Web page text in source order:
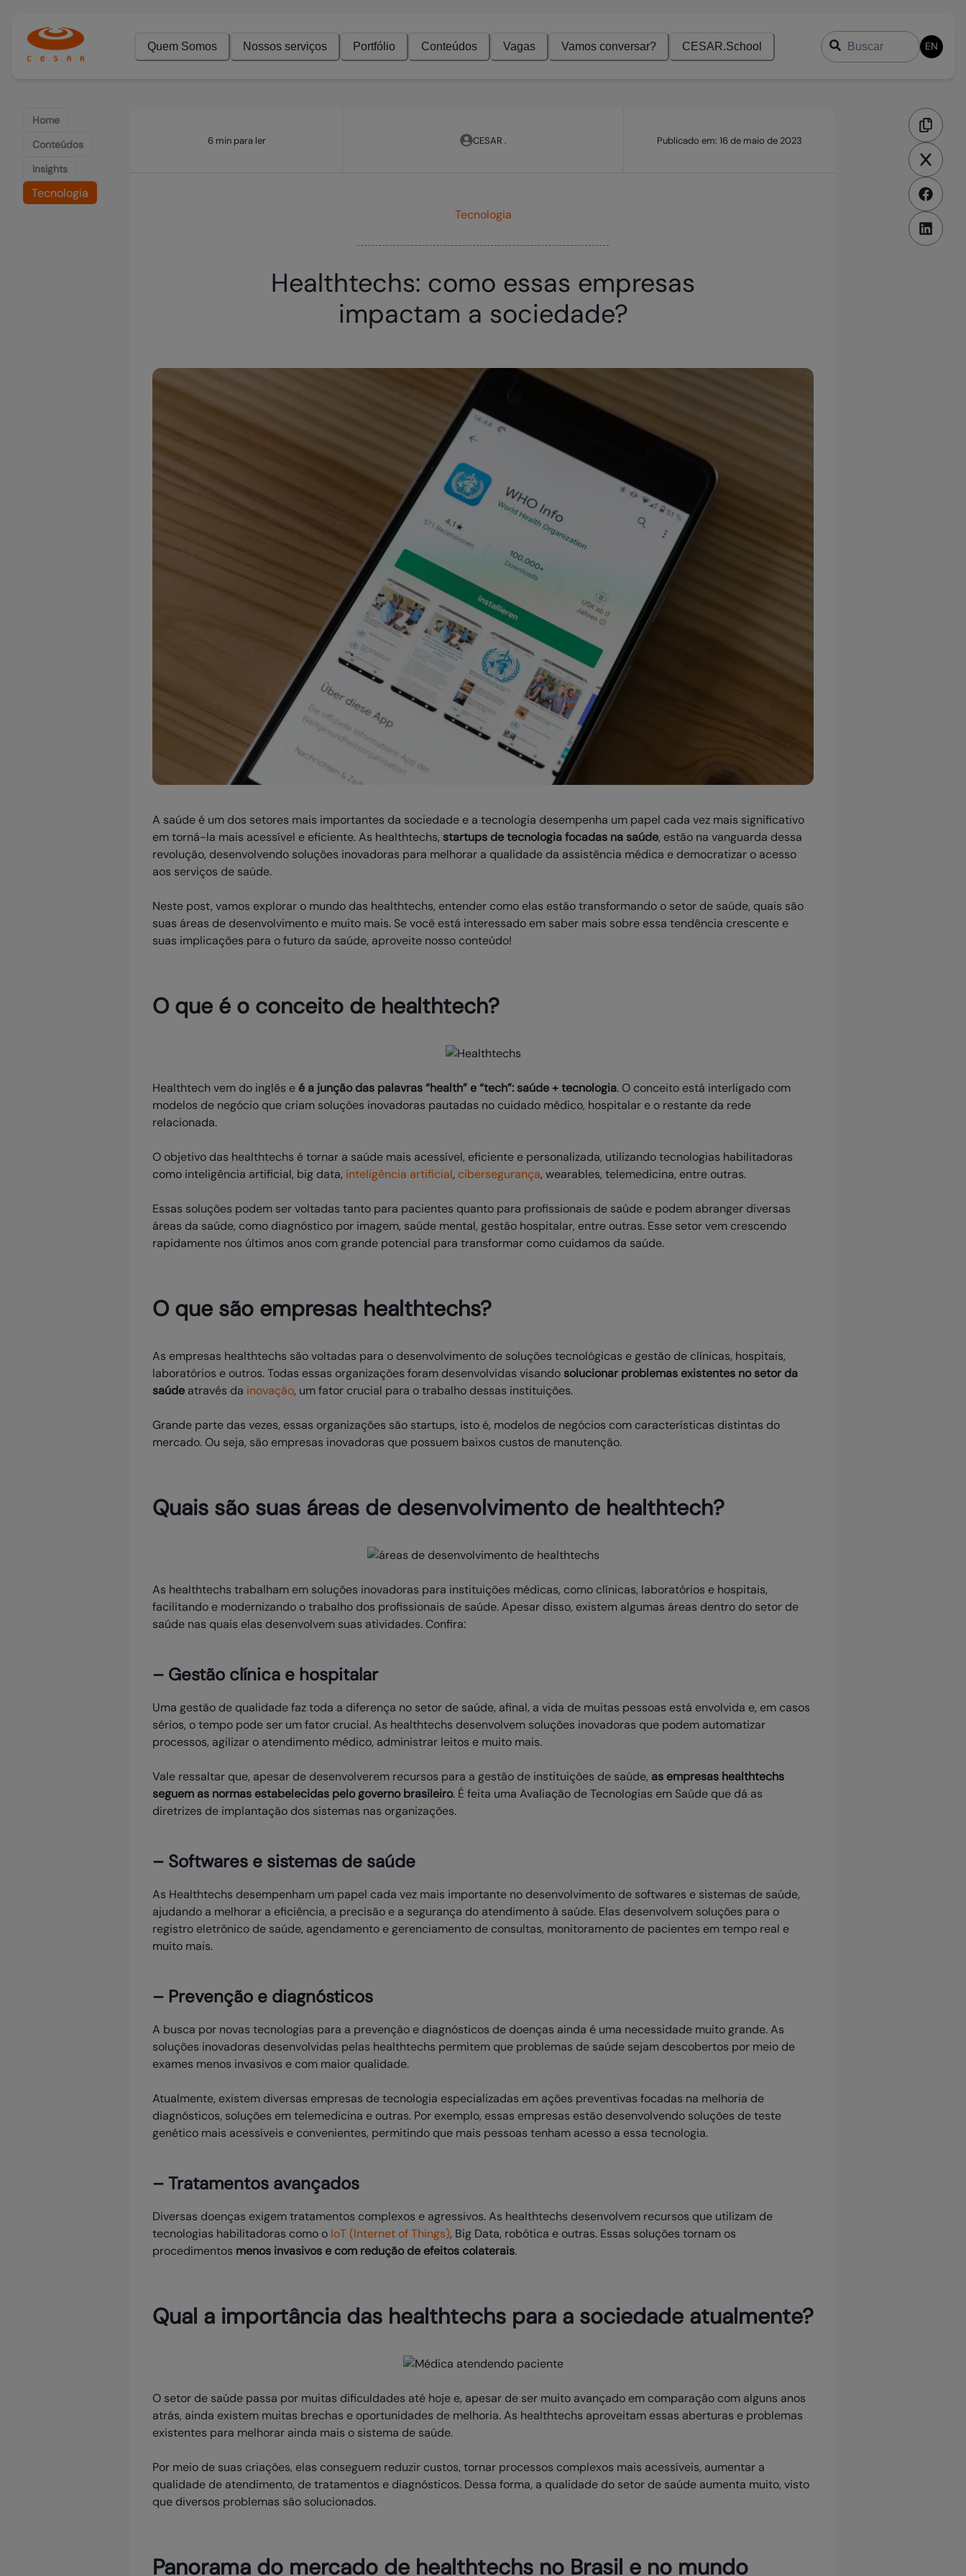
Quem Somos Nossos serviços Portfólio Conteúdos Vagas Vamos conversar? CESAR.School
Buscar
EN
Home
Conteúdos
Insights
Tecnologia
6 min para ler CESAR . Publicado em: 16 de maio de 2023
Tecnologia
Healthtechs: como essas empresas
impactam a sociedade?
A saúde é um dos setores mais importantes da sociedade e a tecnologia desempenha um papel cada vez mais significativo
em torná-la mais acessível e eficiente. As healthtechs, startups de tecnologia focadas na saúde, estão na vanguarda dessa
revolução, desenvolvendo soluções inovadoras para melhorar a qualidade da assistência médica e democratizar o acesso
aos serviços de saúde.
Neste post, vamos explorar o mundo das healthtechs, entender como elas estão transformando o setor de saúde, quais são
suas áreas de desenvolvimento e muito mais. Se você está interessado em saber mais sobre essa tendência crescente e
suas implicações para o futuro da saúde, aproveite nosso conteúdo!
O que é o conceito de healthtech?
Healthtech vem do inglês e é a junção das palavras“health” e “tech”: saúde + tecnologia. O conceito está interligado com
modelos de negócio que criam soluções inovadoras pautadas no cuidado médico, hospitalar e o restante da rede
relacionada.
O objetivo das healthtechs é tornar a saúde mais acessível, eficiente e personalizada, utilizando tecnologias habilitadoras
como inteligência artificial, big data, inteligência artificial, cibersegurança, wearables, telemedicina, entre outras.
Essas soluções podem ser voltadas tanto para pacientes quanto para profissionais de saúde e podem abranger diversas
áreas da saúde, como diagnóstico por imagem, saúde mental, gestão hospitalar, entre outras. Esse setor vem crescendo
rapidamente nos últimos anos com grande potencial para transformar como cuidamos da saúde.
O que são empresas healthtechs?
As empresas healthtechs são voltadas para o desenvolvimento de soluções tecnológicas e gestão de clínicas, hospitais,
laboratórios e outros. Todas essas organizações foram desenvolvidas visandosolucionar problemas existentes no setor da
saúde através da inovação, um fator crucial para o trabalho dessas instituições.
Grande parte das vezes, essas organizações são startups, isto é, modelos de negócios com características distintas do
mercado. Ou seja, são empresas inovadoras que possuem baixos custos de manutenção.
Quais são suas áreas de desenvolvimento de healthtech?
As healthtechs trabalham em soluções inovadoras para instituições médicas, como clínicas, laboratórios e hospitais,
facilitando e modernizando o trabalho dos profissionais de saúde. Apesar disso, existem algumas áreas dentro do setor de
saúde nas quais elas desenvolvem suas atividades. Confira:
– Gestão clínica e hospitalar
Uma gestão de qualidade faz toda a diferença no setor de saúde, afinal, a vida de muitas pessoas está envolvida e, em casos
sérios, o tempo pode ser um fator crucial. As healthtechs desenvolvem soluções inovadoras que podem automatizar
processos, agilizar o atendimento médico, administrar leitos e muito mais.
Vale ressaltar que, apesar de desenvolverem recursos para a gestão de instituições de saúde, as empresas healthtechs
seguem as normas estabelecidas pelo governo brasileiro. É feita uma Avaliação de Tecnologias em Saúde que dá as
diretrizes de implantação dos sistemas nas organizações.
– Softwares e sistemas de saúde
As Healthtechs desempenham um papel cada vez mais importante no desenvolvimento de softwares e sistemas de saúde,
ajudando a melhorar a eficiência, a precisão e a segurança do atendimento à saúde. Elas desenvolvem soluções para o
registro eletrônico de saúde, agendamento e gerenciamento de consultas, monitoramento de pacientes em tempo real e
muito mais.
– Prevenção e diagnósticos
A busca por novas tecnologias para a prevenção e diagnósticos de doenças ainda é uma necessidade muito grande. As
soluções inovadoras desenvolvidas pelas healthtechs permitem que problemas de saúde sejam descobertos por meio de
exames menos invasivos e com maior qualidade.
Atualmente, existem diversas empresas de tecnologia especializadas em ações preventivas focadas na melhoria de
diagnósticos, soluções em telemedicina e outras. Por exemplo, essas empresas estão desenvolvendo soluções de teste
genético mais acessíveis e convenientes, permitindo que mais pessoas tenham acesso a essa tecnologia.
– Tratamentos avançados
Diversas doenças exigem tratamentos complexos e agressivos. As healthtechs desenvolvem recursos que utilizam de
tecnologias habilitadoras como o IoT (Internet of Things), Big Data, robótica e outras. Essas soluções tornam os
procedimentos menos invasivos e com redução de efeitos colaterais.
Qual a importância das healthtechs para a sociedade atualmente?
O setor de saúde passa por muitas dificuldades até hoje e, apesar de ser muito avançado em comparação com alguns anos
atrás, ainda existem muitas brechas e oportunidades de melhoria. As healthtechs aproveitam essas aberturas e problemas
existentes para melhorar ainda mais o sistema de saúde.
Por meio de suas criações, elas conseguem reduzir custos, tornar processos complexos mais acessíveis, aumentar a
qualidade de atendimento, de tratamentos e diagnósticos. Dessa forma, a qualidade do setor de saúde aumenta muito, visto
que diversos problemas são solucionados.
Panorama do mercado de healthtechs no Brasil e no mundo